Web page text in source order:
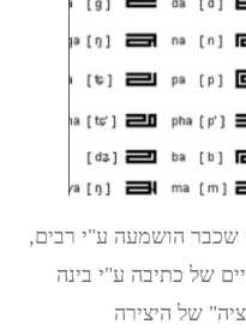
הושמעה ע"י רבים,
של כתיבה ע"י בינה
של היצירה